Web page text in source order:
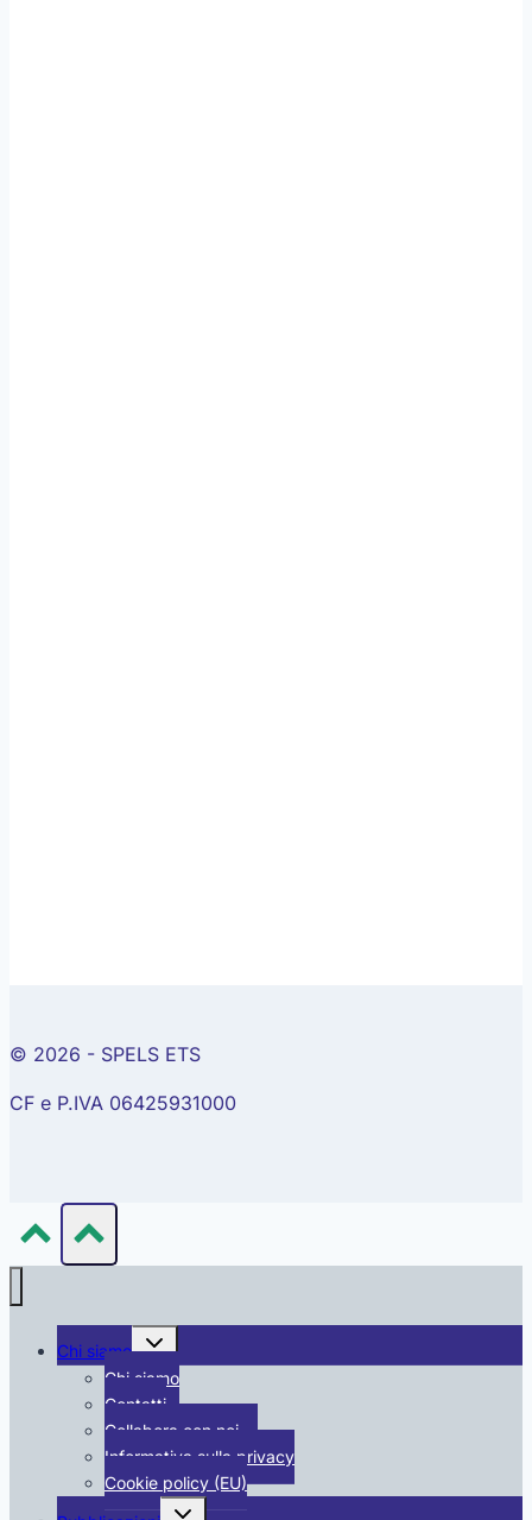
© 2026 - SPELS ETS
CF e P.IVA 06425931000
Chi siamo
Alterna
menu
figlio
Chi siamo
Contatti
Collabora con noi …
Informativa sulla privacy
Cookie policy (EU)
Alterna